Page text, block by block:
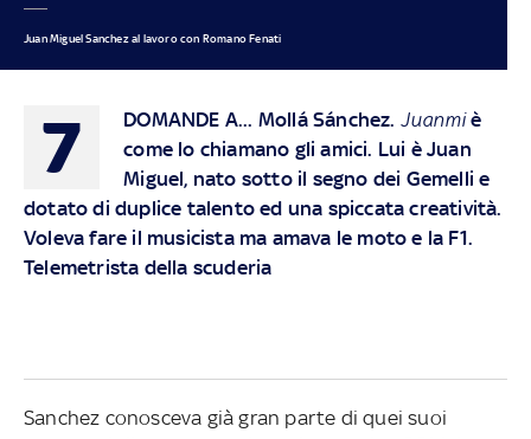
Juan Miguel Sanchez al lavoro con Romano Fenati
7 DOMANDE A... Mollá Sánchez. Juanmiè
come lo chiamano gli amici. Lui è Juan
Miguel, nato sotto il segno dei Gemelli e
dotato di duplice talento ed una spiccata creatività.
Voleva fare il musicista ma amava le moto e la F1.
Telemetrista della scuderia
Sanchez conosceva già gran parte di quei suoi